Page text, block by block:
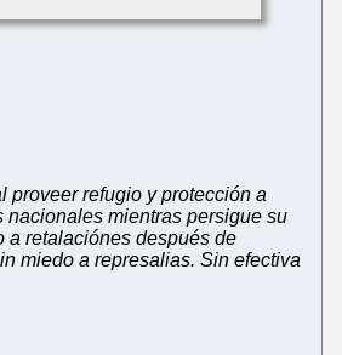
proveer refugio y protección a
mientras persigue su
a retalaciónes después de
miedo a represalias. Sin efectiva